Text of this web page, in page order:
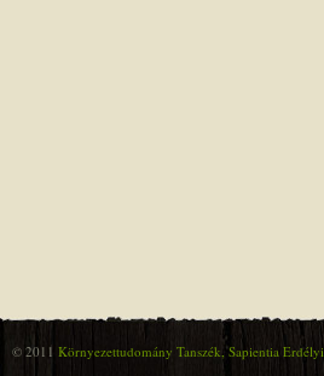
© 2011 Környezettudomány Tanszék, Sapientia